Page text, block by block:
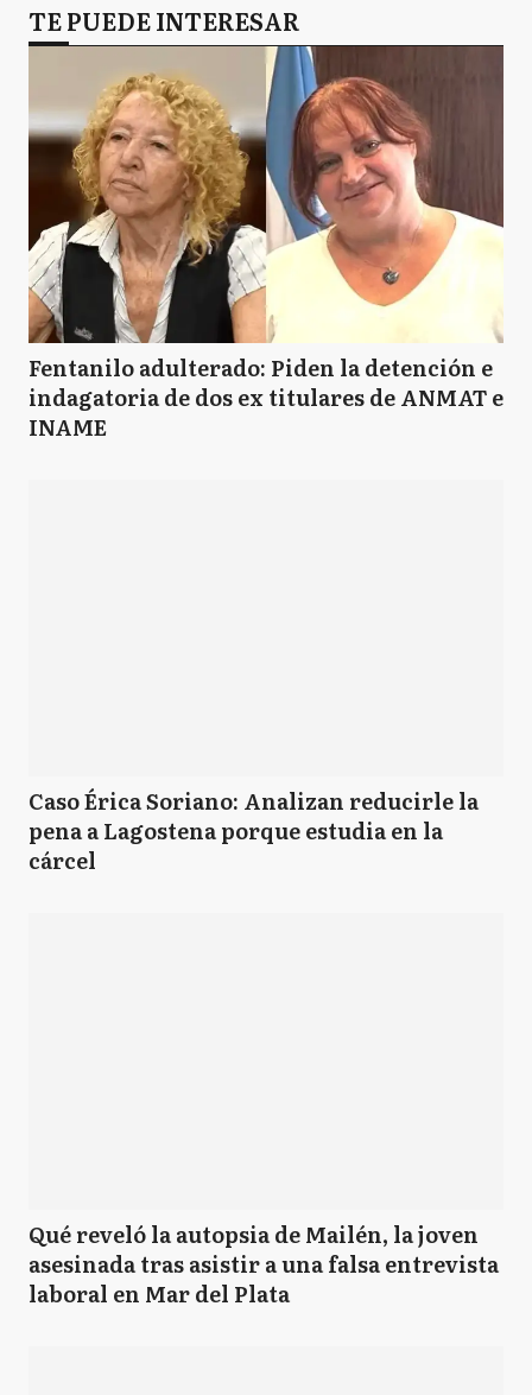
TE PUEDE INTERESAR
Fentanilo adulterado: Piden la detención e
indagatoria de dos ex titulares de ANMAT e
INAME
Caso Érica Soriano: Analizan reducirle la
pena a Lagostena porque estudia en la
cárcel
Qué reveló la autopsia de Mailén, la joven
asesinada tras asistir a una falsa entrevista
laboral en Mar del Plata